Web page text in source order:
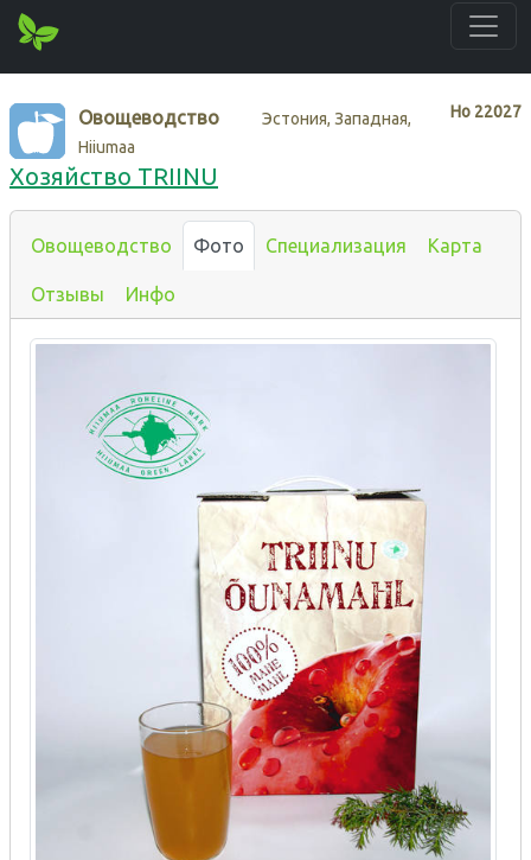
Нo 22027
Овощеводство
Эстония, Западная,
Hiiumaa
Хозяйство TRIINU
Овощеводство Фото Специализация Карта
Отзывы Инфо